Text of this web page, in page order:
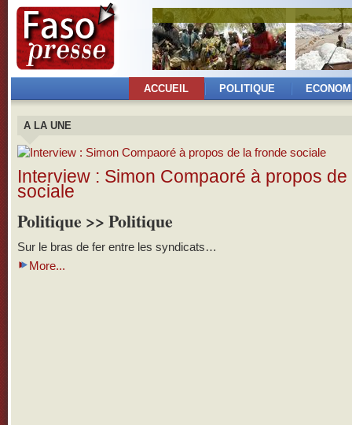
ACCUEIL POLITIQUE
A LA UNE
Interview : Simon Compaoré à propos
sociale
Politique >> Politique
Sur le bras de fer entre les syndicats…
More...